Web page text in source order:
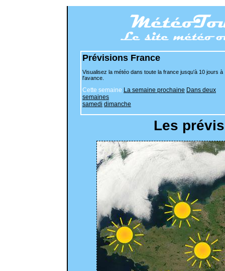
Prévisions France
Visualisez la météo dans toute la france jusqu'à 10 jours à
l'avance.
Cette semaine La semaine prochaine Dans deux
semaines
samedi dimanche
Les